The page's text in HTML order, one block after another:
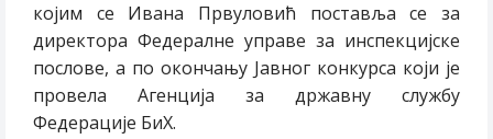
којим се Ивана Првуловић поставља се за
директора Федералне управе за инспекцијске
послове, а по окончању Јавног конкурса који је
провела Агенција за државну службу
Федерације БиХ.